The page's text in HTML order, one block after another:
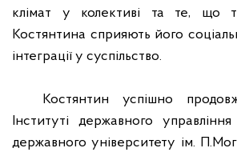
клімат у колективі та те, що
Костянтина сприяють його
інтеграції у суспільство.
Костянтин успішно
Інституті державного
державного університету ім.